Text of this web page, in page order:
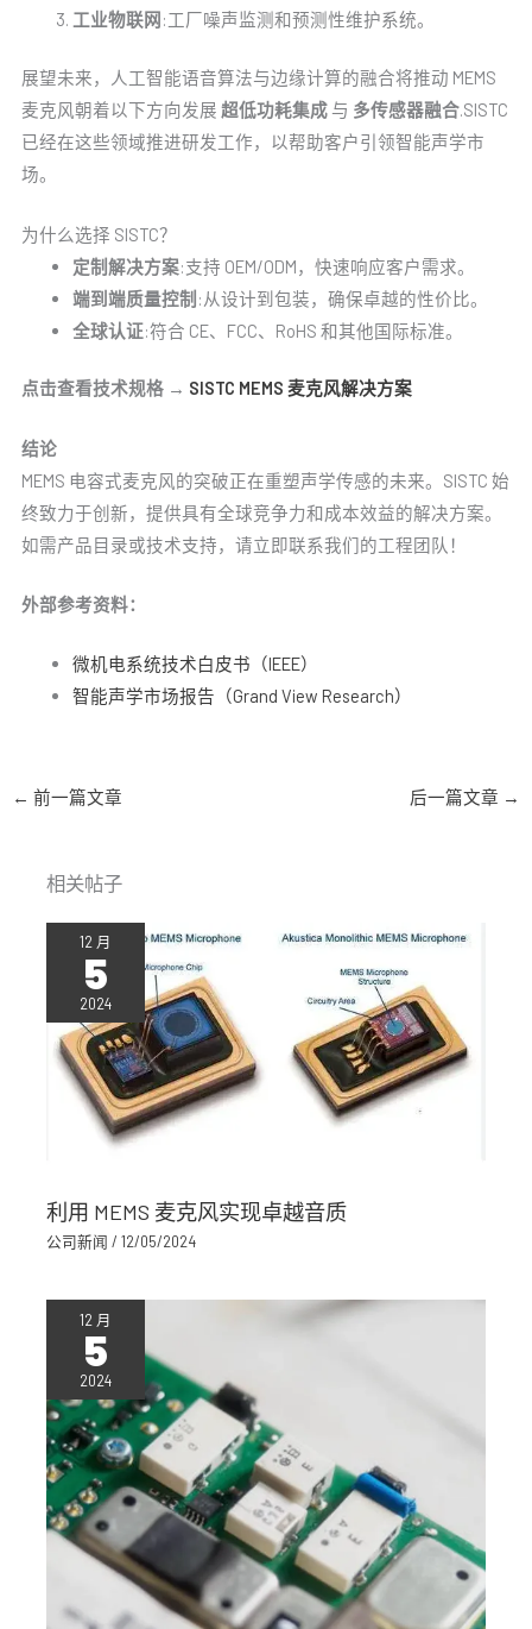
工业物联网 :工厂噪声监测和预测性维护系统。
展望未来，人工智能语音算法与边缘计算的融合将推动 MEMS
麦克风朝着以下方向发展 超低功耗集成与 多传感器融合.SISTC
已经在这些领域推进研发工作，以帮助客户引领智能声学市
场。
为什么选择 SISTC？
定制解决方案:支持 OEM/ODM，快速响应客户需求。
端到端质量控制 :从设计到包装，确保卓越的性价比。
全球认证:符合 CE、FCC、RoHS 和其他国际标准。
点击查看技术规格 → SISTC MEMS 麦克风解决方案
结论
MEMS 电容式麦克风的突破正在重塑声学传感的未来。SISTC 始
终致力于创新，提供具有全球竞争力和成本效益的解决方案。
如需产品目录或技术支持，请立即联系我们的工程团队！
外部参考资料：
微机电系统技术白皮书（IEEE）
智能声学市场报告（Grand View Research）
← 前一篇文章 后一篇文章 →
相关帖子
12 月
5
2024
利用 MEMS 麦克风实现卓越音质
公司新闻 /12/05/2024
12 月
5
2024